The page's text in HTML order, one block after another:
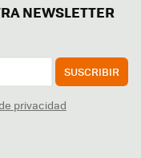
NEWSLETTER
SUSCRIBIR
privacidad